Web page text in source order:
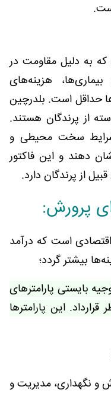
که به دلیل مقاومت در
هزینه‌های
حداقل است. بلدرچین
از پرندگان هستند.
شرایط سخت محیطی و
دهند و این فاکتور
از پرندگان دارد.
پرورش:
است که درآمد
بیشتر گردد؛
بایستی پارامترهای
این پارامترها
و نگهداری، مدیریت و